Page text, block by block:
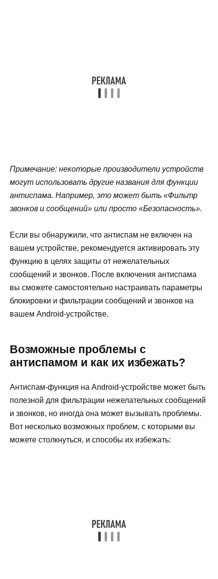
Примечание: некоторые производители устройств
могут использовать другие названия для функции
антиспама. Например, это может быть «Фильтр
звонков и сообщений» или просто «Безопасность».
Если вы обнаружили, что антиспам не включен на
вашем устройстве, рекомендуется активировать эту
функцию в целях защиты от нежелательных
сообщений и звонков. После включения антиспама
вы сможете самостоятельно настраивать параметры
блокировки и фильтрации сообщений и звонков на
вашем Android-устройстве.
Возможные проблемы с
антиспамом и как их избежать?
Антиспам-функция на Android-устройстве может быть
полезной для фильтрации нежелательных сообщений
и звонков, но иногда она может вызывать проблемы.
Вот несколько возможных проблем, с которыми вы
можете столкнуться, и способы их избежать: